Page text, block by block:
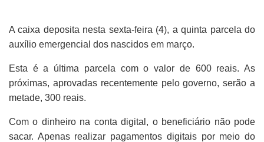
A caixa deposita nesta sexta-feira (4), a quinta parcela do
auxílio emergencial dos nascidos em março.
Esta é a última parcela com o valor de 600 reais. As
próximas, aprovadas recentemente pelo governo, serão a
metade, 300 reais.
Com o dinheiro na conta digital, o beneficiário não pode
sacar. Apenas realizar pagamentos digitais por meio do